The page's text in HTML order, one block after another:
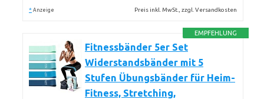
* Anzeige Preis inkl. MwSt., zzgl. Versandkosten
EMPFEHLUNG
Fitnessbänder 5er Set
Widerstandsbänder mit 5
Stufen Übungsbänder für Heim-
Fitness, Stretching,